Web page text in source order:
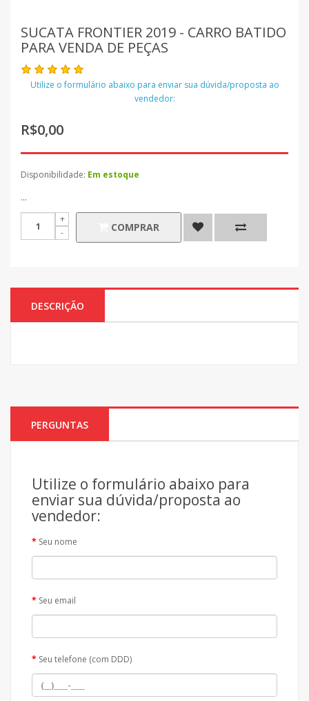
SUCATA FRONTIER 2019 - CARRO BATIDO
PARA VENDA DE PEÇAS
Utilize o formulário abaixo para enviar sua dúvida/proposta ao
vendedor:
R$0,00
Disponibilidade: Em estoque
...
COMPRAR
DESCRIÇÃO
PERGUNTAS
Utilize o formulário abaixo para
enviar sua dúvida/proposta ao
vendedor:
Seu nome
Seu email
Seu telefone (com DDD)